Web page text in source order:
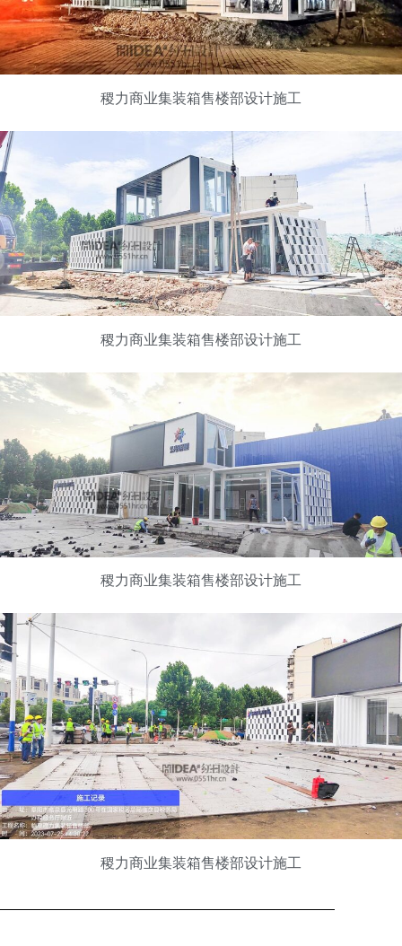
稷力商业集装箱售楼部设计施工
稷力商业集装箱售楼部设计施工
稷力商业集装箱售楼部设计施工
稷力商业集装箱售楼部设计施工